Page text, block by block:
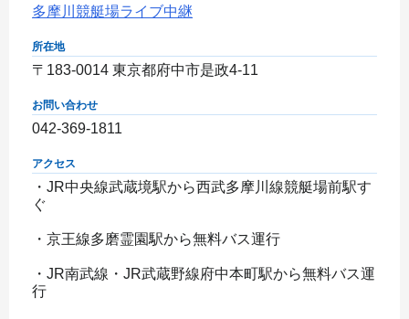
多摩川競艇場ライブ中継
所在地
〒183-0014 東京都府中市是政4-11
お問い合わせ
042-369-1811
アクセス
・JR中央線武蔵境駅から西武多摩川線競艇場前駅す
ぐ
・京王線多磨霊園駅から無料バス運行
・JR南武線・JR武蔵野線府中本町駅から無料バス運
行